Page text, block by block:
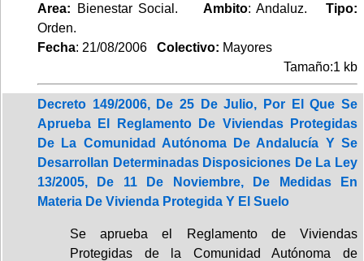
Area: Bienestar Social. Ambito: Andaluz.Tipo:
Orden.
Fecha: 21/08/2006 Colectivo: Mayores
Tamaño:1 kb
Decreto 149/2006, De 25 De Julio, Por El Que Se
Aprueba El Reglamento De Viviendas Protegidas
De La Comunidad Autónoma De Andalucía Y Se
Desarrollan Determinadas Disposiciones De La Ley
13/2005, De 11 De Noviembre, De Medidas En
Materia De Vivienda Protegida Y El Suelo
Se aprueba el Reglamento de Viviendas
Protegidas de la Comunidad Autónoma de